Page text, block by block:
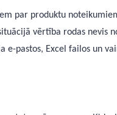
par produktu
vērtība rodas
pastos, Excel failos un